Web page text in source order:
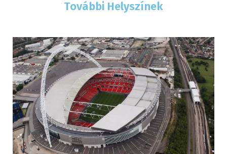
További Helyszínek